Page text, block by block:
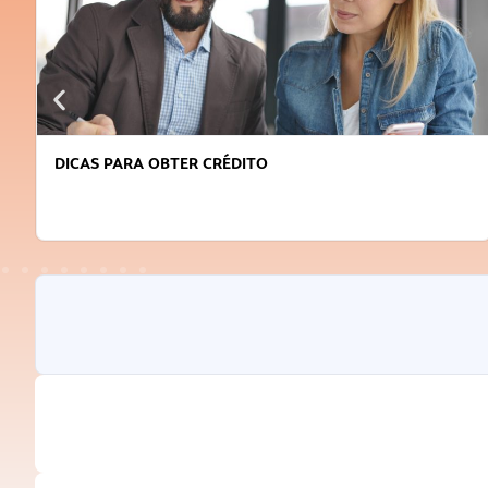
DICAS PARA OBTER CRÉDITO